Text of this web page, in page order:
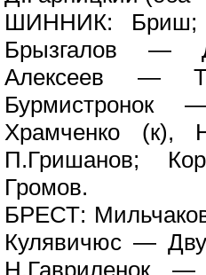
ШИННИК: Бриш;
Брызгалов —
Алексеев —
Храмченко
П.Гришанов;
Громов.
БРЕСТ:
Кулявичюс —
Н.Гавриленок